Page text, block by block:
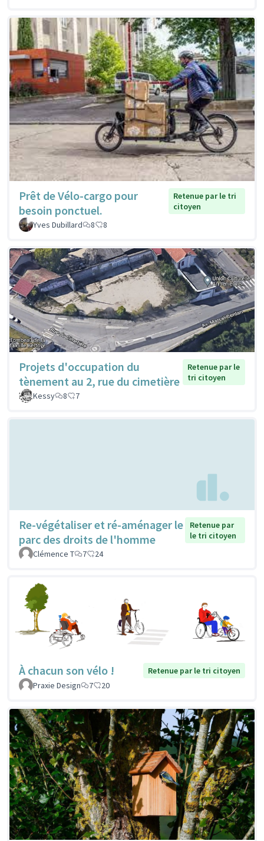
Prêt de Vélo-cargo pour
besoin ponctuel.
Retenue par le tri
citoyen
Yves Dubillard
8 8
Projets d'occupation du
tènement au 2, rue du cimetière
Retenue par le
tri citoyen
Kessy
8 7
Re-végétaliser et ré-aménager le
parc des droits de l'homme
Retenue par
le tri citoyen
Clémence T
7 24
À chacun son vélo !
Retenue par le tri citoyen
Praxie Design
7 20